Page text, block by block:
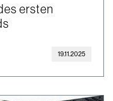
ersten
19.11.2025